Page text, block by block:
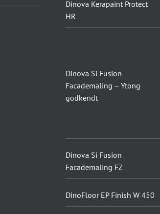
Dinova Kerapaint Protect
HR
Dinova Si Fusion
Facademaling – Ytong
godkendt
Dinova Si Fusion
Facademaling FZ
DinoFloor EP Finish W 450